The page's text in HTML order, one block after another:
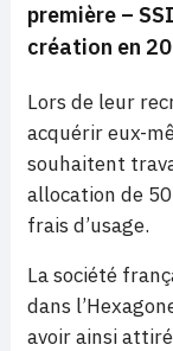
première –
création en
Lors de leur
acquérir eux-
souhaitent
allocation de
frais d’usage.
La société
dans
avoir ainsi